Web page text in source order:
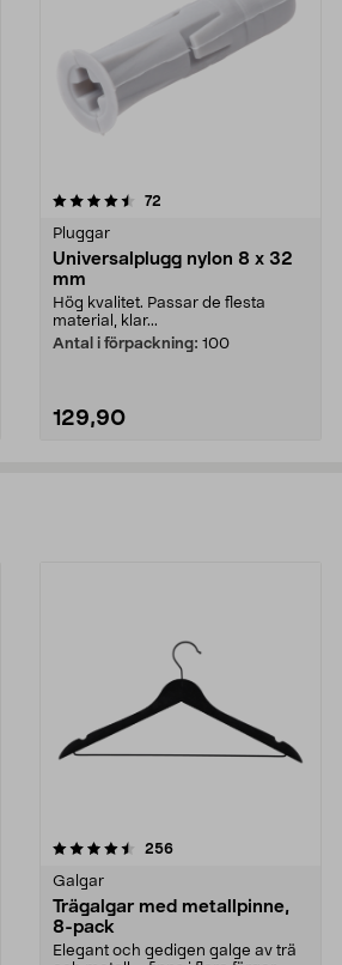
72
Pluggar
Universalplugg nylon 8 x 32
mm
Hög kvalitet. Passar de flesta
material, klar...
Antal i förpackning: 100
129,90
4.5 av 5 stjärnor
256recensioner
Galgar
Trägalgar med metallpinne,
8-pack
Elegant och gedigen galge av trä
4.0av 5 stjärnor